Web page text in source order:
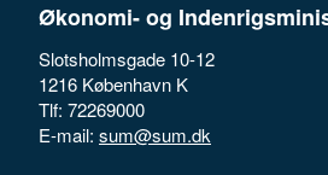
Økonomi- og
Slotsholmsgade 10-12
1216 København K
Tlf: 72269000
E-mail: sum@sum.dk